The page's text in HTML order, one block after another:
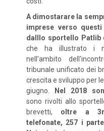
A dimostarare la
imprese verso
dalllo sportello Patlib
che ha illustrato i
nell'ambito
tribunale unificato dei
crescita e sviluppo per
giugno.
Nel 2018
sono rivolti allo
brevetti, oltre a
telefonate, 257 i